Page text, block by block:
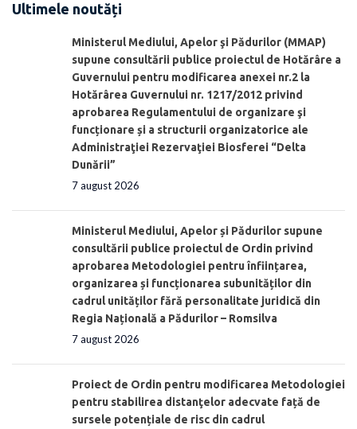
Ultimele noutăți
Ministerul Mediului, Apelor şi Pădurilor (MMAP)
supune consultării publice proiectul de Hotărâre a
Guvernului pentru modificarea anexei nr.2 la
Hotărârea Guvernului nr. 1217/2012 privind
aprobarea Regulamentului de organizare şi
funcționare și a structurii organizatorice ale
Administraţiei Rezervaţiei Biosferei “Delta
Dunării”
7 august 2026
Ministerul Mediului, Apelor și Pădurilor supune
consultării publice proiectul de Ordin privind
aprobarea Metodologiei pentru înființarea,
organizarea și funcționarea subunităților din
cadrul unităților fără personalitate juridică din
Regia Națională a Pădurilor – Romsilva
7 august 2026
Proiect de Ordin pentru modificarea Metodologiei
pentru stabilirea distanţelor adecvate față de
sursele potențiale de risc din cadrul